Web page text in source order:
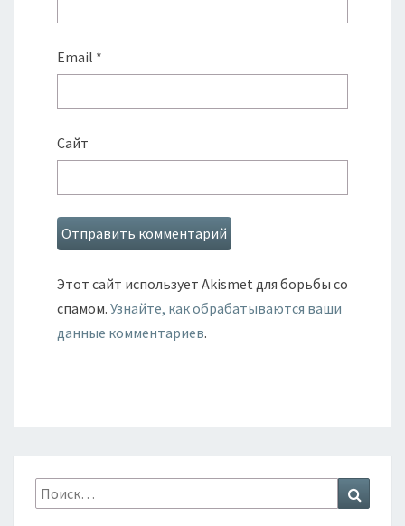
Email *
Сайт
Этот сайт использует Akismet для борьбы со
спамом. Узнайте, как обрабатываются ваши
данные комментариев.
Искать: